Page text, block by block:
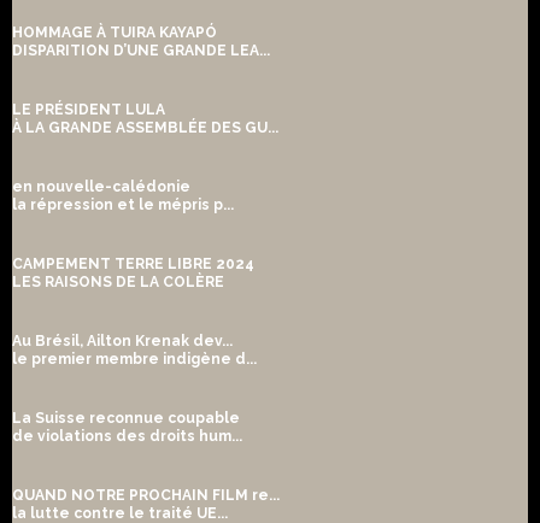
HOMMAGE À TUIRA KAYAPÓ
DISPARITION D’UNE GRANDE LEA...
LE PRÉSIDENT LULA
À LA GRANDE ASSEMBLÉE DES GU...
en nouvelle-calédonie
la répression et le mépris p...
CAMPEMENT TERRE LIBRE 2024
LES RAISONS DE LA COLÈRE
Au Brésil, Ailton Krenak dev...
le premier membre indigène d...
La Suisse reconnue coupable
de violations des droits hum...
QUAND NOTRE PROCHAIN FILM re...
la lutte contre le traité UE...